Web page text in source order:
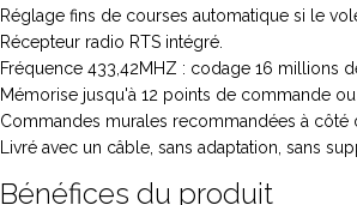
Réglage fins de courses automatique si le
Récepteur radio RTS intégré.
Fréquence 433,42MHZ : codage 16 millions
Mémorise jusqu'à 12 points de commande
Commandes murales recommandées à côté
Livré avec un câble, sans adaptation, sans
Bénéfices du produit